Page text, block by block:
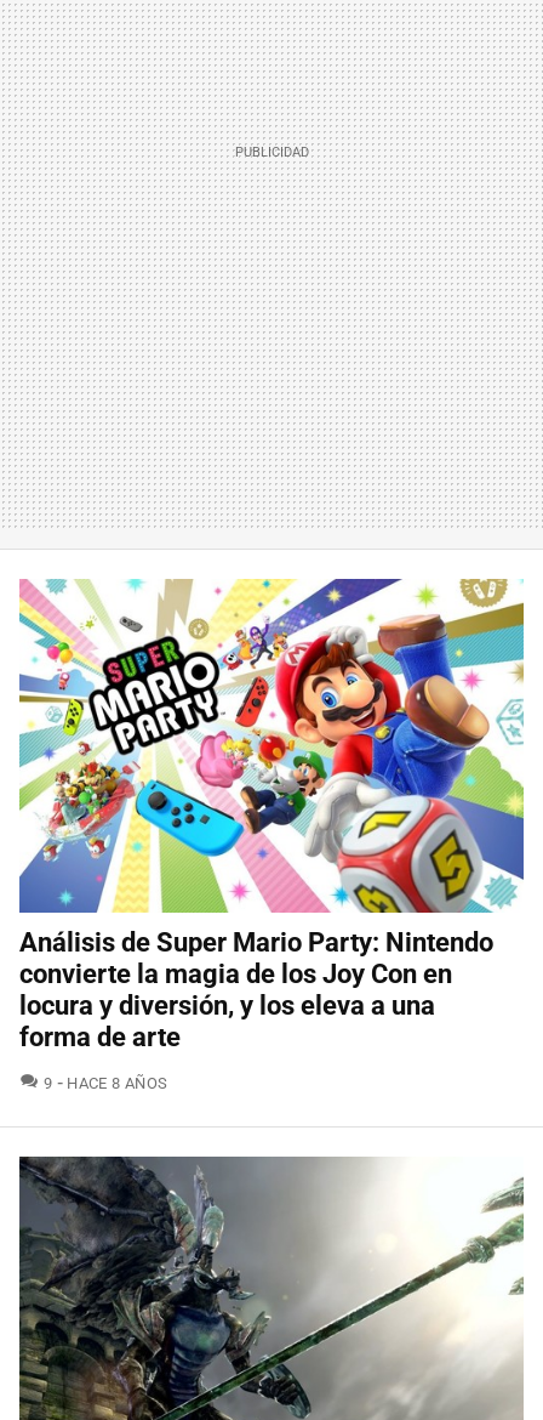
Análisis de Super Mario Party: Nintendo
convierte la magia de los Joy Con en
locura y diversión, y los eleva a una
forma de arte
9 COMENTARIOS
HACE 8 AÑOS